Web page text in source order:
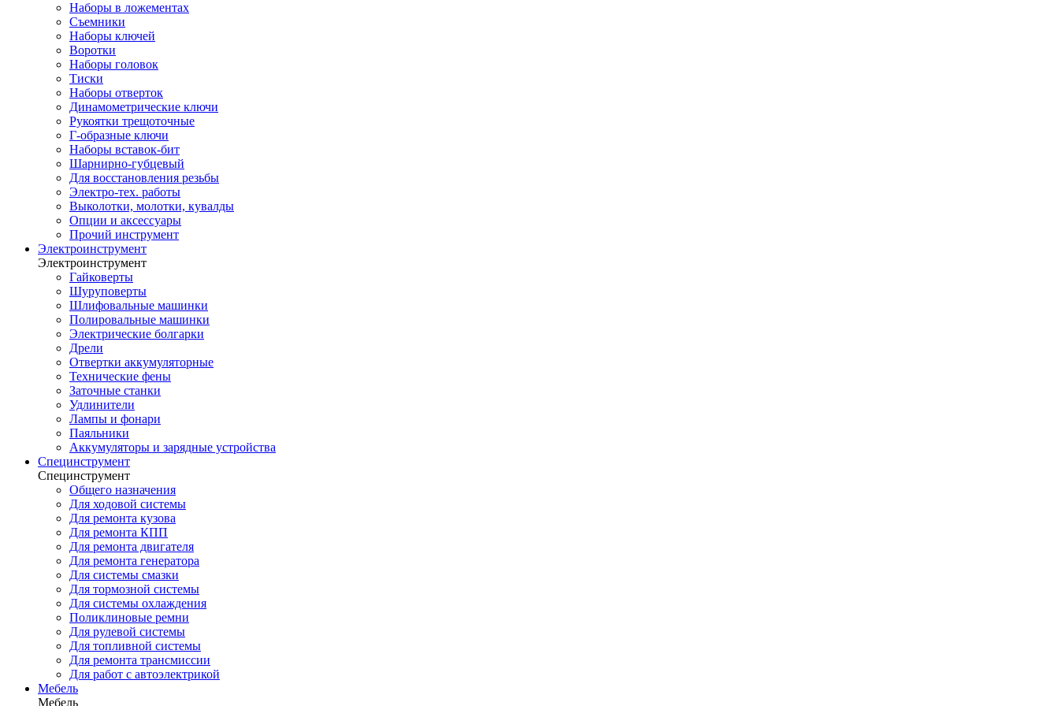
Наборы в ложементах
Съемники
Наборы ключей
Воротки
Наборы головок
Тиски
Наборы отверток
Динамометрические ключи
Рукоятки трещоточные
Г-образные ключи
Наборы вставок-бит
Шарнирно-губцевый
Для восстановления резьбы
Электро-тех. работы
Выколотки, молотки, кувалды
Опции и аксессуары
Прочий инструмент
Электроинструмент
Электроинструмент
Гайковерты
Шуруповерты
Шлифовальные машинки
Полировальные машинки
Электрические болгарки
Дрели
Отвертки аккумуляторные
Технические фены
Заточные станки
Удлинители
Лампы и фонари
Паяльники
Аккумуляторы и зарядные устройства
Специнструмент
Специнструмент
Общего назначения
Для ходовой системы
Для ремонта кузова
Для ремонта КПП
Для ремонта двигателя
Для ремонта генератора
Для системы смазки
Для тормозной системы
Для системы охлаждения
Поликлиновые ремни
Для рулевой системы
Для топливной системы
Для ремонта трансмиссии
Для работ с автоэлектрикой
Мебель
Мебель